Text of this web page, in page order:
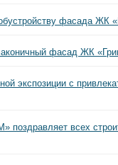
фасада ЖК
фасад ЖК
экспозиции с
всех